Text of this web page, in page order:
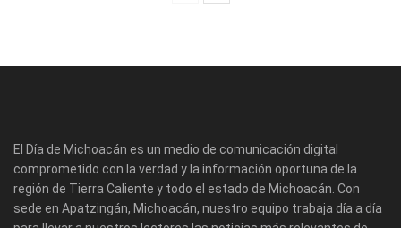
El Día de Michoacán es un medio de comunicación digital
comprometido con la verdad y la información oportuna de la
región de Tierra Caliente y todo el estado de Michoacán. Con
sede en Apatzingán, Michoacán, nuestro equipo trabaja día a día